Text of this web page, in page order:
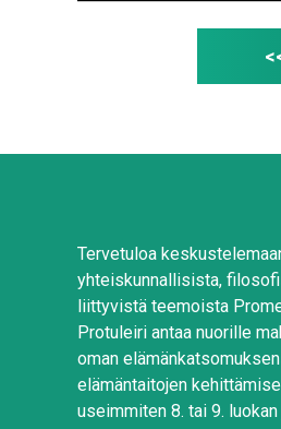
Tervetuloa
yhteiskunnallisista,
liittyvistä teemoista
Protuleiri antaa nuorille
oman
elämäntaitojen
useimmiten 8. tai 9.